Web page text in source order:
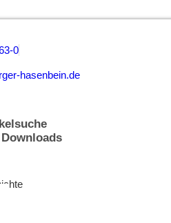
0
hasenbein.de